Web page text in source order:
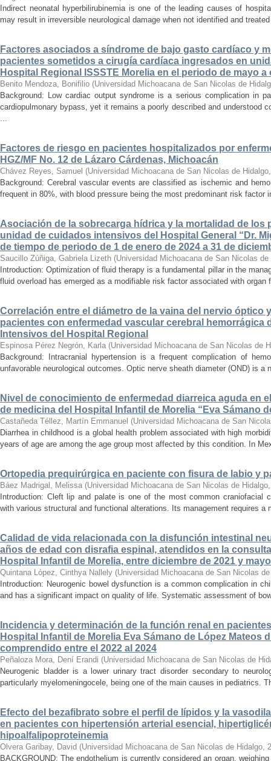
Indirect neonatal hyperbilirubinemia is one of the leading causes of
may result in irreversible neurological damage when not identified and
Factores asociados a síndrome de bajo gasto cardíaco y
pacientes sometidos a cirugía cardíaca ingresados en
Hospital Regional ISSSTE Morelia en el periodo de mayo a
Benito Mendoza, Bonifilio (Universidad Michoacana de San Nicolas de
Background: Low cardiac output syndrome is a serious complication in
cardiopulmonary bypass, yet it remains a poorly described and understood
...
Factores de riesgo en pacientes hospitalizados por
HGZ/MF No. 12 de Lázaro Cárdenas, Michoacán
Chávez Reyes, Samuel (Universidad Michoacana de San Nicolas de Hidalgo
Background: Cerebral vascular events are classified as ischemic and
frequent in 80%, with blood pressure being the most predominant risk factor
Asociación de la sobrecarga hídrica y la mortalidad de los
unidad de cuidados intensivos del Hospital General “Dr.
de tiempo de periodo de 1 de enero de 2024 a 31 de
Saucillo Zúñiga, Gabriela Lizeth (Universidad Michoacana de San Nicolas de
Introduction: Optimization of fluid therapy is a fundamental pillar in the
fluid overload has emerged as a modifiable risk factor associated with organ
Correlación entre el diámetro de la vaina del nervio óptico
pacientes con enfermedad vascular cerebral hemorrágica
Intensivos del Hospital Regional
Espinosa Pérez Negrón, Karla (Universidad Michoacana de San Nicolas de
Background: Intracranial hypertension is a frequent complication of
unfavorable neurological outcomes. Optic nerve sheath diameter (OND) is a
Nivel de conocimiento de enfermedad diarreica aguda en
de medicina del Hospital Infantil de Morelia “Eva Sámano
Castañeda Téllez, Martín Emmanuel (Universidad Michoacana de San
Diarrhea in childhood is a global health problem associated with high
years of age are among the age group most affected by this condition. In
Ortopedia prequirúrgica en paciente con fisura de labio y
Báez Madrigal, Melissa (Universidad Michoacana de San Nicolas de Hidalgo
Introduction: Cleft lip and palate is one of the most common craniofacial
with various structural and functional alterations. Its management requires a
Calidad de vida relacionada con la disfunción intestinal
años de edad con disrafia espinal, atendidos en la
Hospital Infantil de Morelia, entre diciembre de 2021 y
Quintana López, Cinthya Nallely (Universidad Michoacana de San Nicolas
Introduction: Neurogenic bowel dysfunction is a common complication in
and has a significant impact on quality of life. Systematic assessment of
Incidencia y determinación de la función renal en
Hospital Infantil de Morelia Eva Sámano de López Mateos
comprendido entre el 2022 al 2024
Peñaloza Mora, Dení Erandi (Universidad Michoacana de San Nicolas de
Neurogenic bladder is a lower urinary tract disorder secondary to
particularly myelomeningocele, being one of the main causes in pediatrics.
Efecto del bezafibrato sobre el perfil de lípidos y la
en pacientes con hipertensión arterial esencial,
hipoalfalipoproteinemia
Olvera Garibay, David (Universidad Michoacana de San Nicolas de Hidalgo,
BACKGROUND: The endothelium is currently considered an organ,